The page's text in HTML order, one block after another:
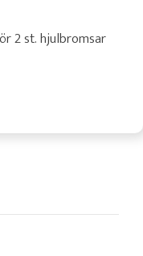
2 st. hjulbromsar